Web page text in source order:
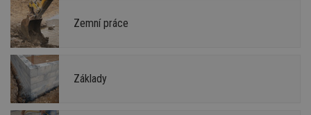
Zemní práce
Základy